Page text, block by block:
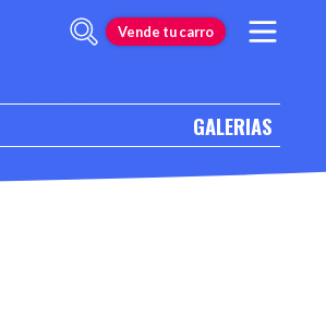
Vende tu carro
GALERIAS